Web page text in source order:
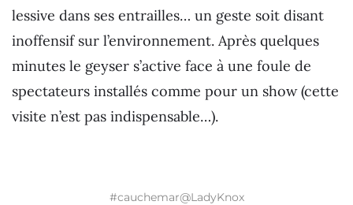
lessive dans ses entrailles… un geste soit disant
inoffensif sur l’environnement. Après quelques
minutes le geyser s’active face à une foule de
spectateurs installés comme pour un show (cette
visite n’est pas indispensable…).
#cauchemar@LadyKnox